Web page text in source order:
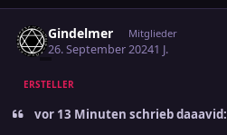
Gindelmer Mitglieder
26. September 20241 J.
ERSTELLER
vor 13 Minuten schrieb daaavid: